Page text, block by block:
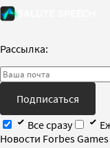
Рассылка:
Подписаться
Все сразу
Новости Forbes Games